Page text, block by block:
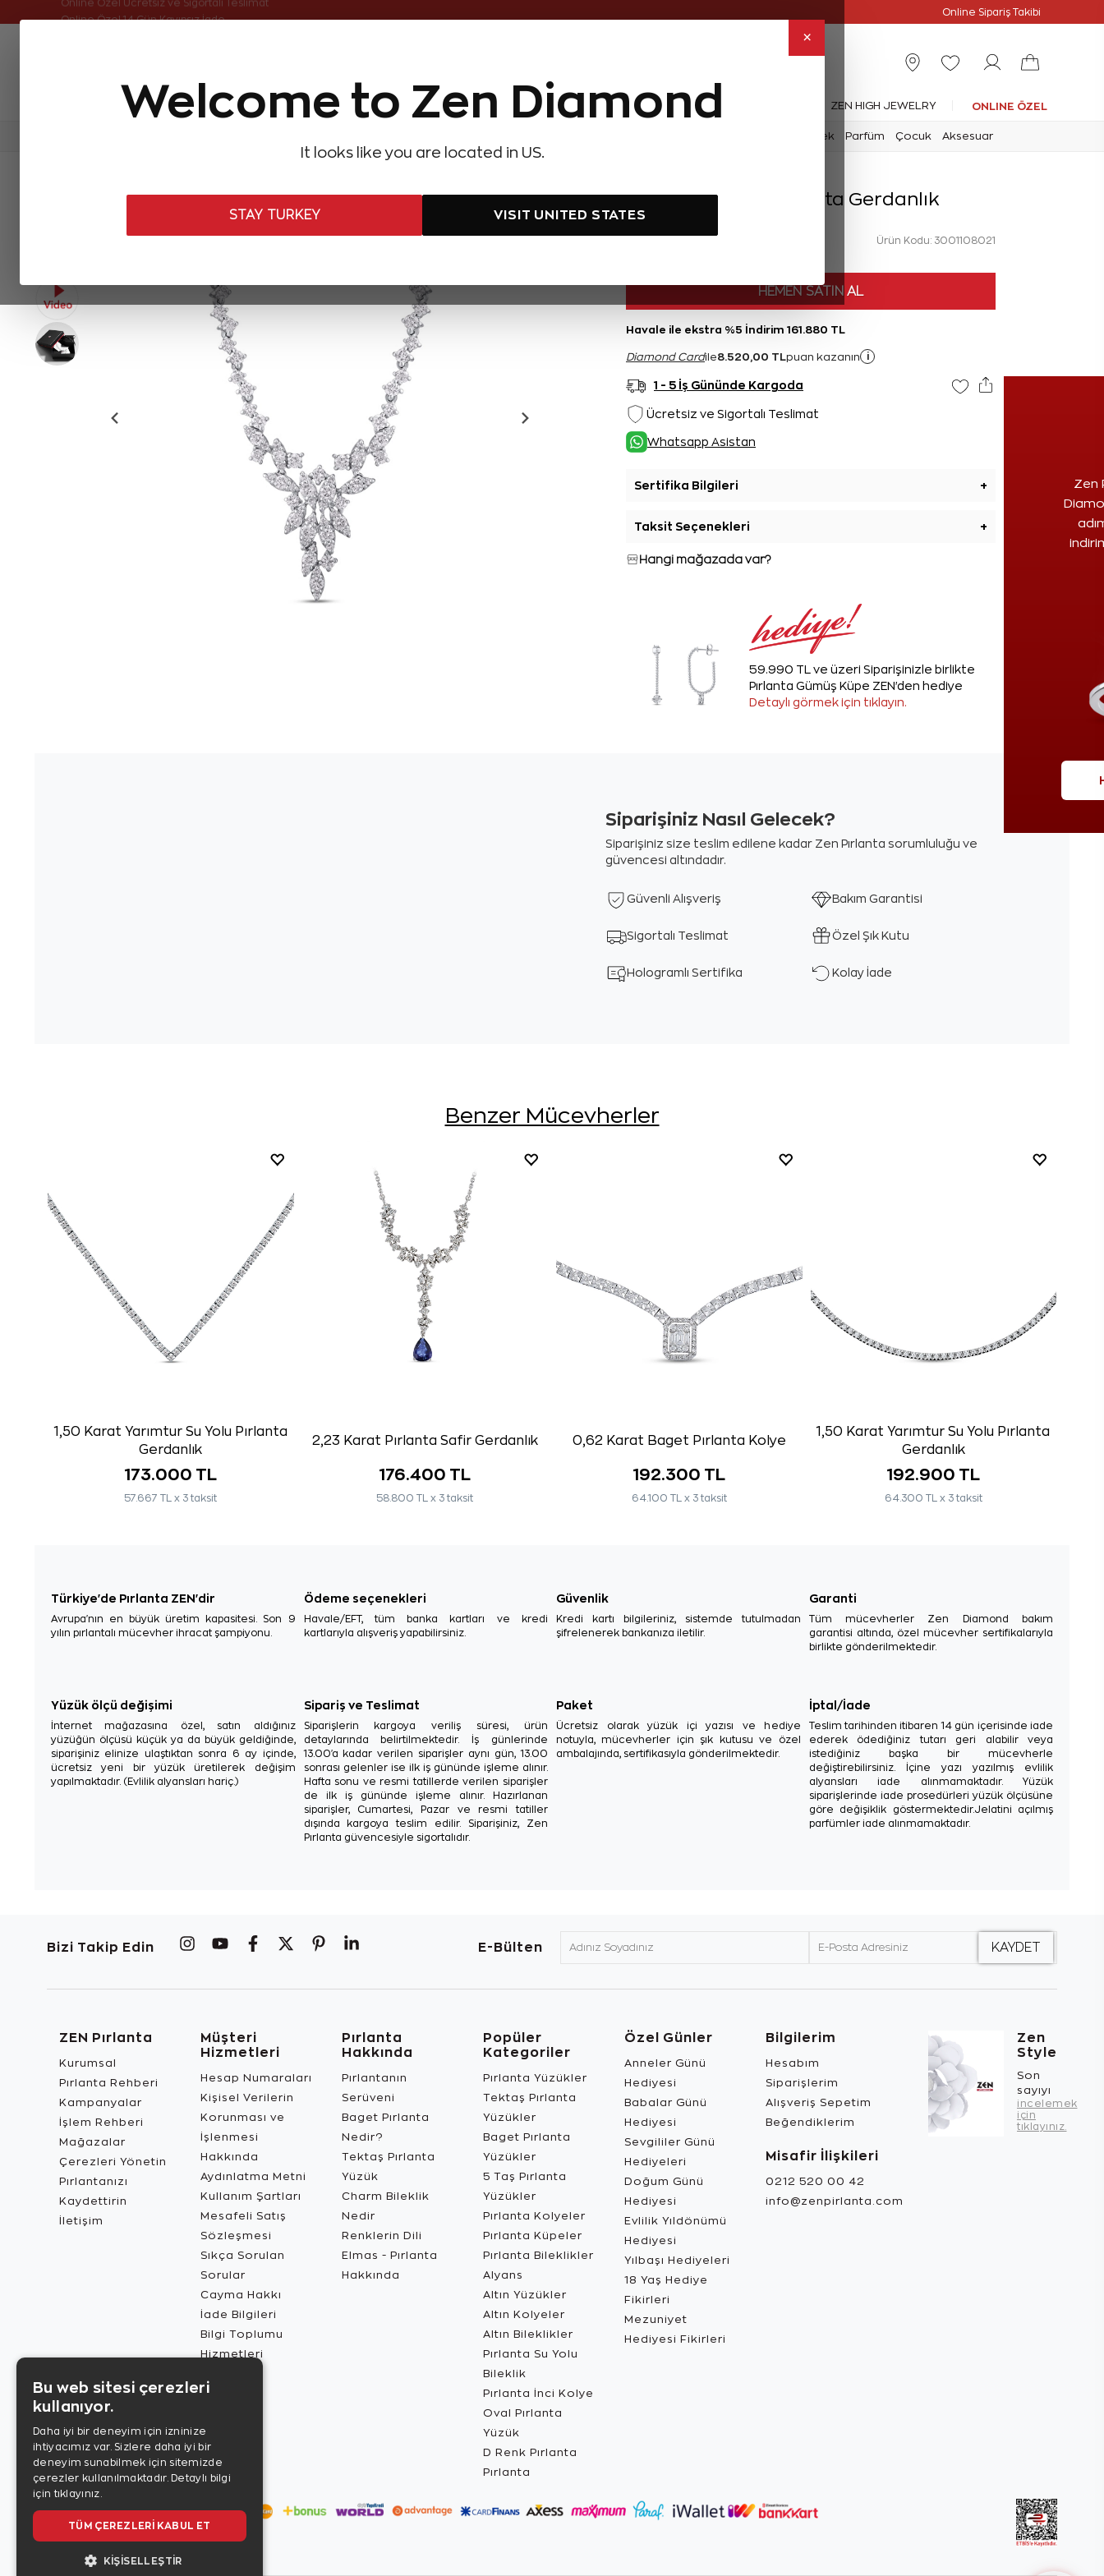
×
Welcome to Zen Diamond
It looks like you are located in US.
STAY TURKEY VISIT UNITED STATES
Online Özel Ücretsiz ve Sigortalı Teslimat Online Sipariş Takibi
Aynı Gün Kargo Çok Satanlar Hediye Önerileri Evlilik Teklifi Setler Özel Koleksiyonlar ZEN HIGH JEWELRY ONLINE ÖZEL
Erkek Parfüm Çocuk Aksesuar
1,15 Karat Pırlanta Gerdanlık
Ürün Kodu: 3001108021
HEMEN SATIN AL
Havale ile ekstra %5 İndirim 161.880 TL
Diamond Cardile8.520,00 TL puan kazanın i
Zen
1 - 5 İş Gününde Kargoda
Ücretsiz ve Sigortalı Teslimat
Whatsapp Asistan
Sertifika Bilgileri +
Taksit Seçenekleri +
Hangi mağazada var?
59.990 TL ve üzeri Siparişinizle birlikte
Pırlanta Gümüş Küpe ZEN'den hediye
Detaylı görmek için tıklayın.
Siparişiniz Nasıl Gelecek?
Siparişiniz size teslim edilene kadar Zen Pırlanta sorumluluğu ve
güvencesi altındadır.
Güvenli Alışveriş Bakım Garantisi
Sigortalı Teslimat Özel Şık Kutu
Hologramlı Sertifika Kolay İade
Benzer Mücevherler
1,50 Karat Yarımtur Su Yolu Pırlanta
Gerdanlık
173.000 TL
57.667 TL x 3 taksit
2,23 Karat Pırlanta Safir Gerdanlık
176.400 TL
58.800 TL x 3 taksit
0,62 Karat Baget Pırlanta Kolye
192.300 TL
64.100 TL x 3 taksit
1,50 Karat Yarımtur Su Yolu Pırlanta
Gerdanlık
192.900 TL
64.300 TL x 3 taksit
Türkiye'de Pırlanta ZEN'dir
Avrupa'nın en büyük üretim kapasitesi. Son 9
yılın pırlantalı mücevher ihracat şampiyonu.
Ödeme seçenekleri
Havale/EFT, tüm banka kartları ve kredi
kartlarıyla alışveriş yapabilirsiniz.
Güvenlik
Kredi kartı bilgileriniz, sistemde tutulmadan
şifrelenerek bankanıza iletilir.
Garanti
Tüm mücevherler Zen Diamond bakım
garantisi altında, özel mücevher sertifikalarıyla
birlikte gönderilmektedir.
Yüzük ölçü değişimi
İnternet mağazasına özel, satın aldığınız
yüzüğün ölçüsü küçük ya da büyük geldiğinde,
siparişiniz elinize ulaştıktan sonra 6 ay içinde,
ücretsiz yeni bir yüzük üretilerek değişim
yapılmaktadır. (Evlilik alyansları hariç.)
Sipariş ve Teslimat
Siparişlerin kargoya veriliş süresi, ürün
detaylarında belirtilmektedir. İş günlerinde
13.00'a kadar verilen siparişler aynı gün, 13.00
sonrası gelenler ise ilk iş gününde işleme alınır.
Hafta sonu ve resmi tatillerde verilen siparişler
de ilk iş gününde işleme alınır. Hazırlanan
siparişler, Cumartesi, Pazar ve resmi tatiller
dışında kargoya teslim edilir. Siparişiniz, Zen
Pırlanta güvencesiyle sigortalıdır.
Paket
Ücretsiz olarak yüzük içi yazısı ve hediye
notuyla, mücevherler için şık kutusu ve özel
ambalajında, sertifikasıyla gönderilmektedir.
İptal/İade
Teslim tarihinden itibaren 14 gün içerisinde iade
ederek ödediğiniz tutarı geri alabilir veya
istediğiniz başka bir mücevherle
değiştirebilirsiniz. İçine yazı yazılmış evlilik
alyansları iade alınmamaktadır. Yüzük
siparişlerinde iade prosedürleri yüzük ölçüsüne
göre değişiklik göstermektedir.Jelatini açılmış
parfümler iade alınmamaktadır.
Bizi Takip Edin E-Bülten
ZEN Pırlanta
Kurumsal
Pırlanta Rehberi
Kampanyalar
İşlem Rehberi
Mağazalar
Çerezleri Yönetin
Pırlantanızı
Kaydettirin
İletişim
Müşteri
Hizmetleri
Hesap Numaraları
Kişisel Verilerin
Korunması ve
İşlenmesi
Hakkında
Aydınlatma Metni
Kullanım Şartları
Mesafeli Satış
Sözleşmesi
Sıkça Sorulan
Sorular
Cayma Hakkı
İade Bilgileri
Bilgi Toplumu
Hizmetleri
Pırlanta
Hakkında
Pırlantanın
Serüveni
Baget Pırlanta
Nedir?
Tektaş Pırlanta
Yüzük
Charm Bileklik
Nedir
Renklerin Dili
Elmas - Pırlanta
Hakkında
Popüler
Kategoriler
Pırlanta Yüzükler
Tektaş Pırlanta
Yüzükler
Baget Pırlanta
Yüzükler
5 Taş Pırlanta
Yüzükler
Pırlanta Kolyeler
Pırlanta Küpeler
Pırlanta Bileklikler
Alyans
Altın Yüzükler
Altın Kolyeler
Altın Bileklikler
Pırlanta Su Yolu
Bileklik
Pırlanta İnci Kolye
Oval Pırlanta
Yüzük
D Renk Pırlanta
Pırlanta
Özel Günler
Anneler Günü
Hediyesi
Babalar Günü
Hediyesi
Sevgililer Günü
Hediyeleri
Doğum Günü
Hediyesi
Evlilik Yıldönümü
Hediyesi
Yılbaşı Hediyeleri
18 Yaş Hediye
Fikirleri
Mezuniyet
Hediyesi Fikirleri
Bilgilerim
Hesabım
Siparişlerim
Alışveriş Sepetim
Beğendiklerim
Misafir İlişkileri
0212 520 00 42
info@zenpirlanta.com
Zen
Style
Son
sayıyı
incelemek
için
tıklayınız.
Bu web sitesi çerezleri
kullanıyor.
Daha iyi bir deneyim için izninize
ihtiyacımız var. Sizlere daha iyi bir
deneyim sunabilmek için sitemizde
çerezler kullanılmaktadır. Detaylı bilgi
için tıklayınız.
TÜM ÇEREZLERI KABUL ET
KIŞISELLEŞTIR